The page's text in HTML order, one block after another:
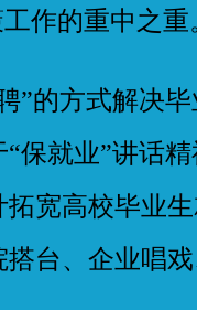
作的重中之重
方式解决毕
保就业”讲话
宽高校毕业
台、企业唱